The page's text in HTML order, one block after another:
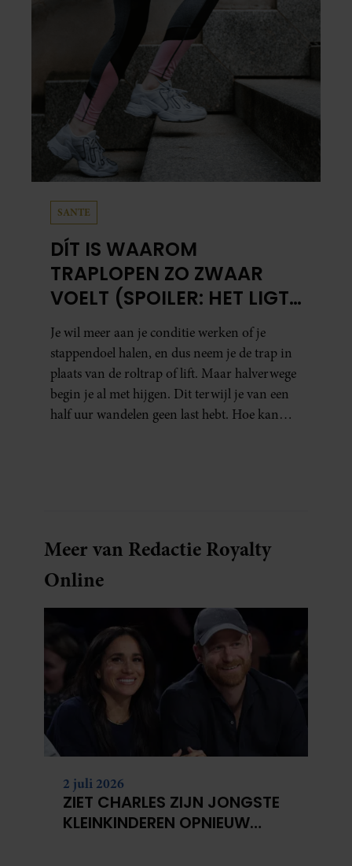
SANTE
DÍT IS WAAROM
TRAPLOPEN ZO ZWAAR
VOELT (SPOILER: HET LIGT
NIET AAN JE CONDITIE)
Je wil meer aan je conditie werken of je
stappendoel halen, en dus neem je de trap in
plaats van de roltrap of lift. Maar halverwege
begin je al met hijgen. Dit terwijl je van een
half uur wandelen geen last hebt. Hoe kan
Meer van Redactie Royalty
Online
2 juli 2026
ZIET CHARLES ZIJN JONGSTE
KLEINKINDEREN OPNIEUW